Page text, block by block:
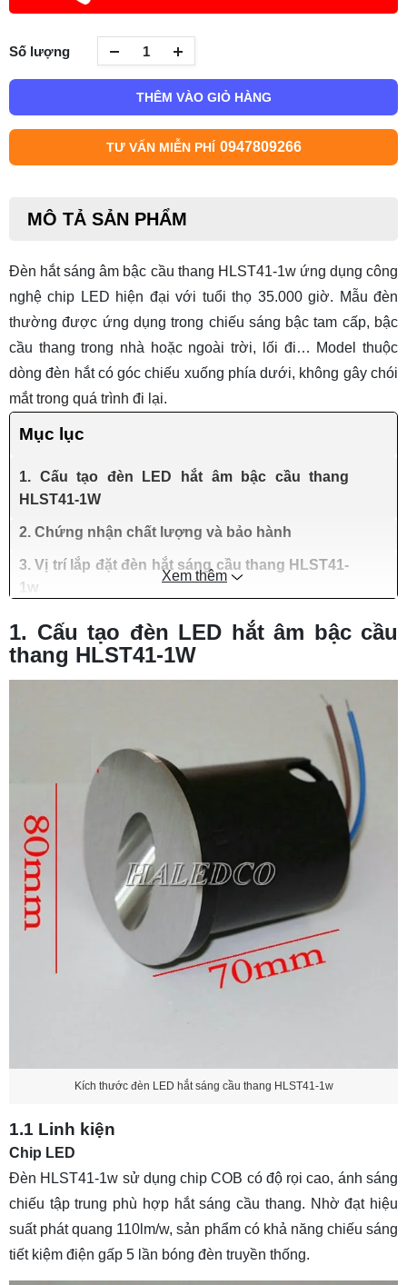
Số lượng
THÊM VÀO GIỎ HÀNG
TƯ VẤN MIỄN PHÍ 0947809266
MÔ TẢ SẢN PHẨM
Đèn hắt sáng âm bậc cầu thang HLST41-1w ứng dụng công
nghệ chip LED hiện đại với tuổi thọ 35.000 giờ. Mẫu đèn
thường được ứng dụng trong chiếu sáng bậc tam cấp, bậc
cầu thang trong nhà hoặc ngoài trời, lối đi… Model thuộc
dòngđèn hắtcó góc chiếu xuống phía dưới, không gây chói
mắt trong quá trình đi lại.
Mục lục
1. Cấu tạo đèn LED hắt âm bậc cầu thang
HLST41-1W
2. Chứng nhận chất lượng và bảo hành
3. Vị trí lắp đặt đèn hắt sáng cầu thang HLST41-
1w
Xem thêm
1. Cấu tạo đèn LED hắt âm bậc cầu
thang HLST41-1W
Kích thước đèn LED hắt sáng cầu thang HLST41-1w
1.1 Linh kiện
Chip LED
Đèn HLST41-1w sử dụng chip COB có độ rọi cao, ánh sáng
chiếu tập trung phù hợp hắt sáng cầu thang. Nhờ đạt hiệu
suất phát quang 110lm/w, sản phẩm có khả năng chiếu sáng
tiết kiệm điện gấp 5 lần bóng đèn truyền thống.